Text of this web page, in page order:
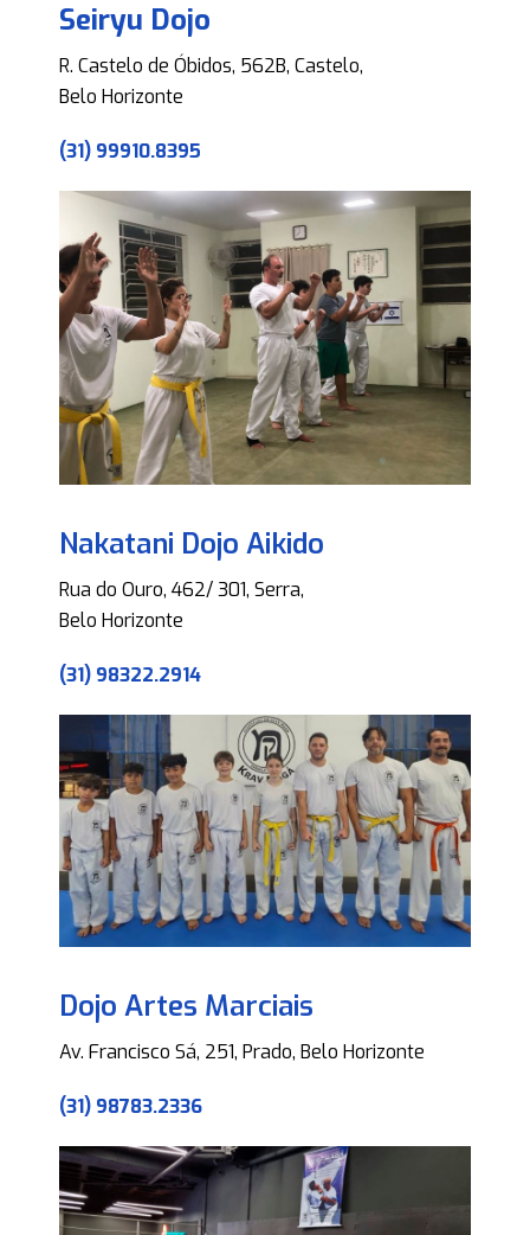
Seiryu Dojo
R. Castelo de Óbidos, 562B, Castelo,
Belo Horizonte
(31) 99910.8395
Nakatani Dojo Aikido
Rua do Ouro, 462/ 301, Serra,
Belo Horizonte
(31) 98322.2914
Dojo Artes Marciais
Av. Francisco Sá, 251, Prado, Belo Horizonte
(31) 98783.2336